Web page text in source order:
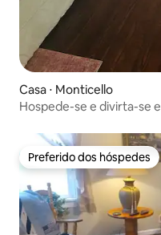
Casa ⋅ Monticello
Hospede-se e divirta-se
Preferido dos hóspedes
Preferido dos hóspedes